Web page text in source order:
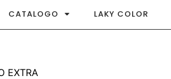
CATALOGO LAKY COLOR